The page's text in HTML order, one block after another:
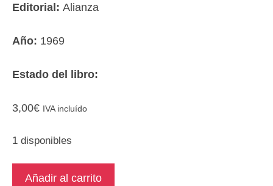
Editorial: Alianza
Año: 1969
Estado del libro:
3,00€ IVA incluído
1 disponibles
Añadir al carrito